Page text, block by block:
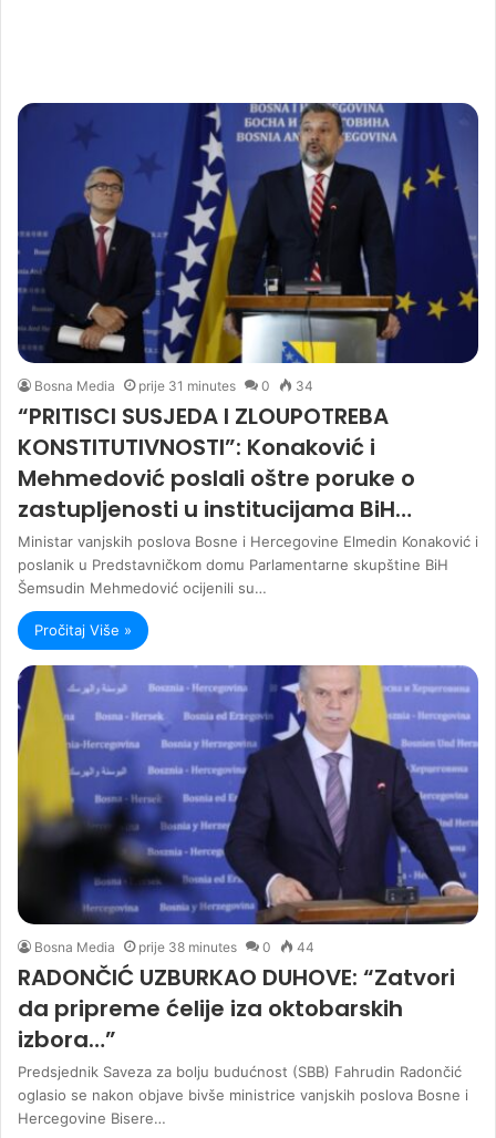
Bosna Media prije 31 minutes 0 34
“PRITISCI SUSJEDA I ZLOUPOTREBA
KONSTITUTIVNOSTI”: Konaković i
Mehmedović poslali oštre poruke o
zastupljenosti u institucijama BiH…
Ministar vanjskih poslova Bosne i Hercegovine Elmedin Konaković i
poslanik u Predstavničkom domu Parlamentarne skupštine BiH
Šemsudin Mehmedović ocijenili su…
Pročitaj Više »
Bosna Media prije 38 minutes 0 44
RADONČIĆ UZBURKAO DUHOVE: “Zatvori
da pripreme ćelije iza oktobarskih
izbora…”
Predsjednik Saveza za bolju budućnost (SBB) Fahrudin Radončić
oglasio se nakon objave bivše ministrice vanjskih poslova Bosne i
Hercegovine Bisere…